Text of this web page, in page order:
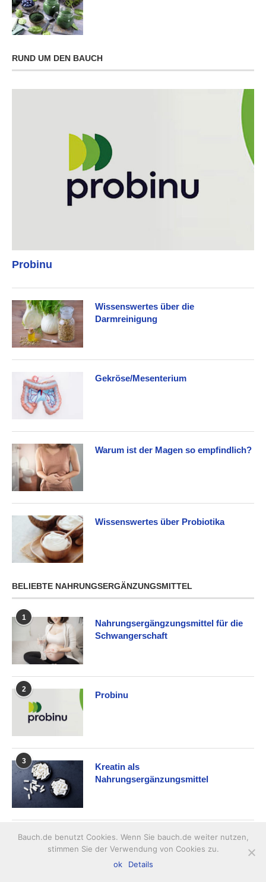
RUND UM DEN BAUCH
Probinu
Wissenswertes über die
Darmreinigung
Gekröse/Mesenterium
Warum ist der Magen so empfindlich?
Wissenswertes über Probiotika
BELIEBTE NAHRUNGSERGÄNZUNGSMITTEL
1
Nahrungsergängzungsmittel für die
Schwangerschaft
2
Probinu
3
Kreatin als
Nahrungsergänzungsmittel
Nahrungsergänzungsmittel für
Muskelaufbau
Bauch.de benutzt Cookies. Wenn Sie bauch.de weiter nutzen,
stimmen Sie der Verwendung von Cookies zu.
ok
Details